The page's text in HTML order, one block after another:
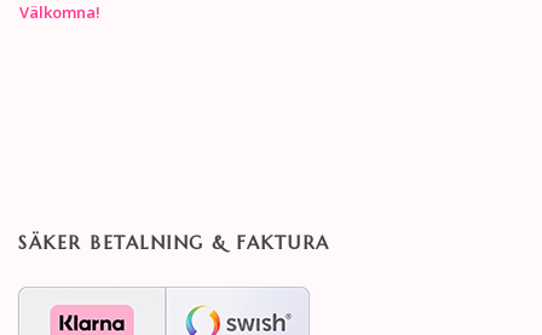
Välkomna!
SÄKER BETALNING & FAKTURA